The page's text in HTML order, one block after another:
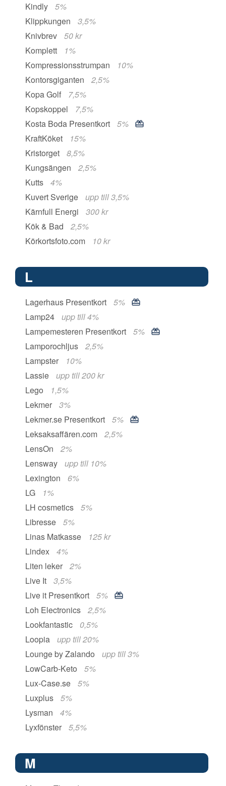
Kindly
5%
Klippkungen
3,5%
Knivbrev
50 kr
Komplett
1%
Kompressionsstrumpan
10%
Kontorsgiganten
2,5%
Kopa Golf
7,5%
Kopskoppel
7,5%
Kosta Boda Presentkort
5%
KraftKöket
15%
Kristorget
8,5%
Kungsängen
2,5%
Kutts
4%
Kuvert Sverige
upp till 3,5%
Kärnfull Energi
300 kr
Kök & Bad
2,5%
Körkortsfoto.com
10 kr
L
Lagerhaus Presentkort
5%
Lamp24
upp till 4%
Lampemesteren Presentkort
5%
Lamporochljus
2,5%
Lampster
10%
Lassie
upp till 200 kr
Lego
1,5%
Lekmer
3%
Lekmer.se Presentkort
5%
Leksaksaffären.com
2,5%
LensOn
2%
Lensway
upp till 10%
Lexington
6%
LG
1%
LH cosmetics
5%
Libresse
5%
Linas Matkasse
125 kr
Lindex
4%
Liten leker
2%
Live It
3,5%
Live it Presentkort
5%
Loh Electronics
2,5%
Lookfantastic
0,5%
Loopia
upp till 20%
Lounge by Zalando
upp till 3%
LowCarb-Keto
5%
Lux-Case.se
5%
Luxplus
5%
Lysman
4%
Lyxfönster
5,5%
M